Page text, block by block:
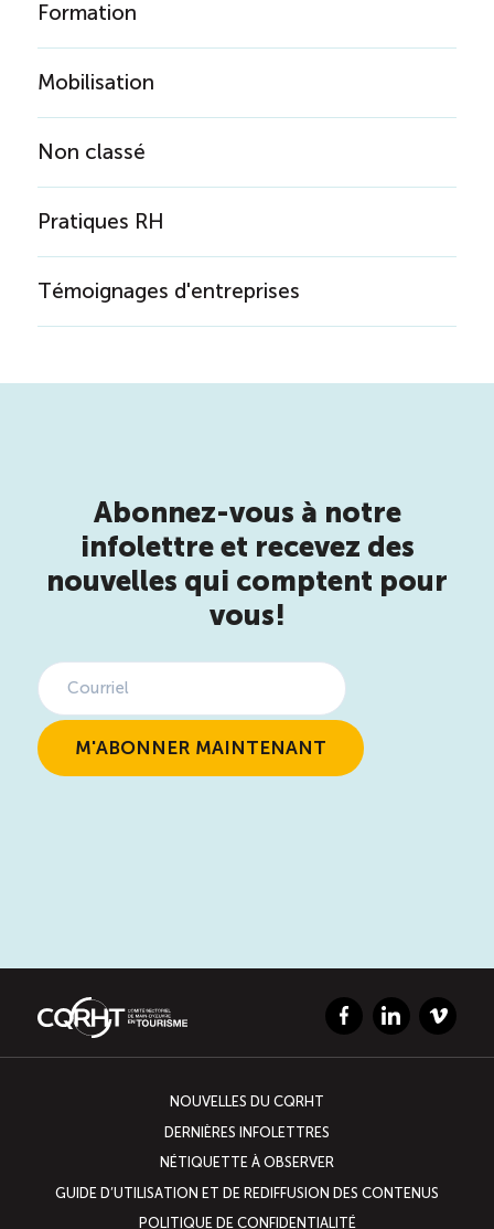
Formation
Mobilisation
Non classé
Pratiques RH
Témoignages d'entreprises
Abonnez-vous à notre
infolettre et recevez des
nouvelles qui comptent pour
vous!
FacebookLinkedInVimeo
NOUVELLES DU CQRHT
DERNIÈRES INFOLETTRES
NÉTIQUETTE À OBSERVER
GUIDE D’UTILISATION ET DE REDIFFUSION DES CONTENUS
POLITIQUE DE CONFIDENTIALITÉ